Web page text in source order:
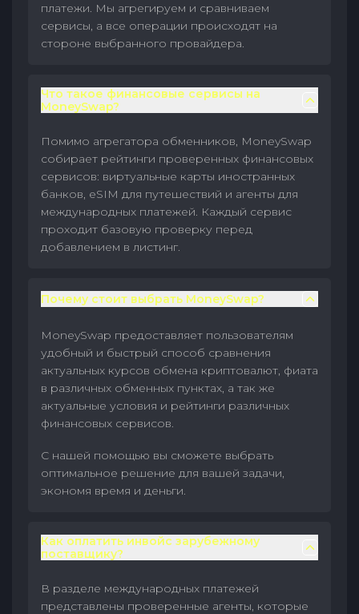
платежи. Мы агрегируем и сравниваем
сервисы, а все операции происходят на
стороне выбранного провайдера.
Что такое финансовые сервисы на
MoneySwap?
Помимо агрегатора обменников, MoneySwap
собирает рейтинги проверенных финансовых
сервисов: виртуальные карты иностранных
банков, eSIM для путешествий и агенты для
международных платежей. Каждый сервис
проходит базовую проверку перед
добавлением в листинг.
Почему стоит выбрать MoneySwap?
MoneySwap предоставляет пользователям
удобный и быстрый способ сравнения
актуальных курсов обмена криптовалют, фиата
в различных обменных пунктах, а так же
актуальные условия и рейтинги различных
финансовых сервисов.
С нашей помощью вы сможете выбрать
оптимальное решение для вашей задачи,
экономя время и деньги.
Как оплатить инвойс зарубежному
поставщику?
В разделе международных платежей
представлены проверенные агенты, которые